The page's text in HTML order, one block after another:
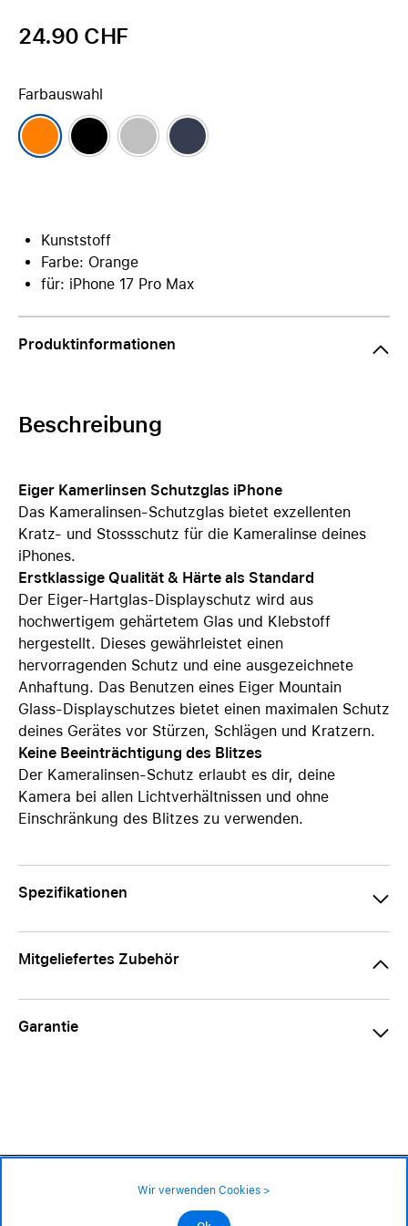
24.90 CHF
Farbauswahl
Kunststoff
Farbe: Orange
für: iPhone 17 Pro Max
Produktinformationen
Beschreibung
Eiger Kamerlinsen Schutzglas iPhone
Das Kameralinsen-Schutzglas bietet exzellenten
Kratz- und Stossschutz für die Kameralinse deines
iPhones.
Erstklassige Qualität & Härte als Standard
Der Eiger-Hartglas-Displayschutz wird aus
hochwertigem gehärtetem Glas und Klebstoff
hergestellt. Dieses gewährleistet einen
hervorragenden Schutz und eine ausgezeichnete
Anhaftung. Das Benutzen eines Eiger Mountain
Glass-Displayschutzes bietet einen maximalen Schutz
deines Gerätes vor Stürzen, Schlägen und Kratzern.
Keine Beeinträchtigung des Blitzes
Der Kameralinsen-Schutz erlaubt es dir, deine
Kamera bei allen Lichtverhältnissen und ohne
Einschränkung des Blitzes zu verwenden.
Spezifikationen
Mitgeliefertes Zubehör
Garantie
©2026 Alle Rechte sind vorbehalten
Wir verwenden Cookies >